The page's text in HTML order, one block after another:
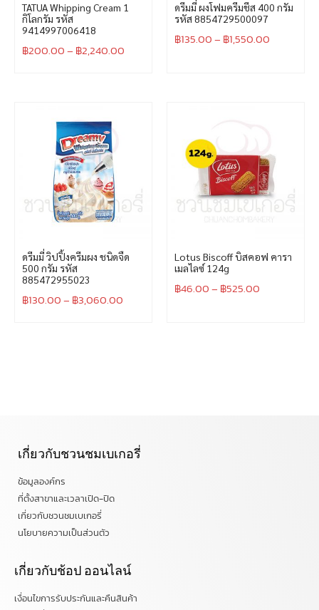
TATUA Whipping Cream 1
กิโลกรัม รหัส
9414997006418
฿200.00– ฿2,240.00
ดรีมมี่ ผงโฟมครีมชีส 400 กรัม
รหัส 8854729500097
฿135.00– ฿1,550.00
ดรีมมี่ วิปปิ้งครีมผง ชนิดจืด
500 กรัม รหัส
885472955023
฿130.00– ฿3,060.00
Lotus Biscoff บิสคอฟ คารา
เมลไลซ์ 124g
฿46.00– ฿525.00
เกี่ยวกับชวนชมเบเกอรี่
ข้อมูลองค์กร
ที่ตั้งสาขาและเวลาเปิด-ปิด
เกี่ยวกับชวนชมเบเกอรี่
นโยบายความเป็นส่วนตัว
เกี่ยวกับช้อป ออนไลน์
เงื่อนไขการรับประกันและคืนสินค้า